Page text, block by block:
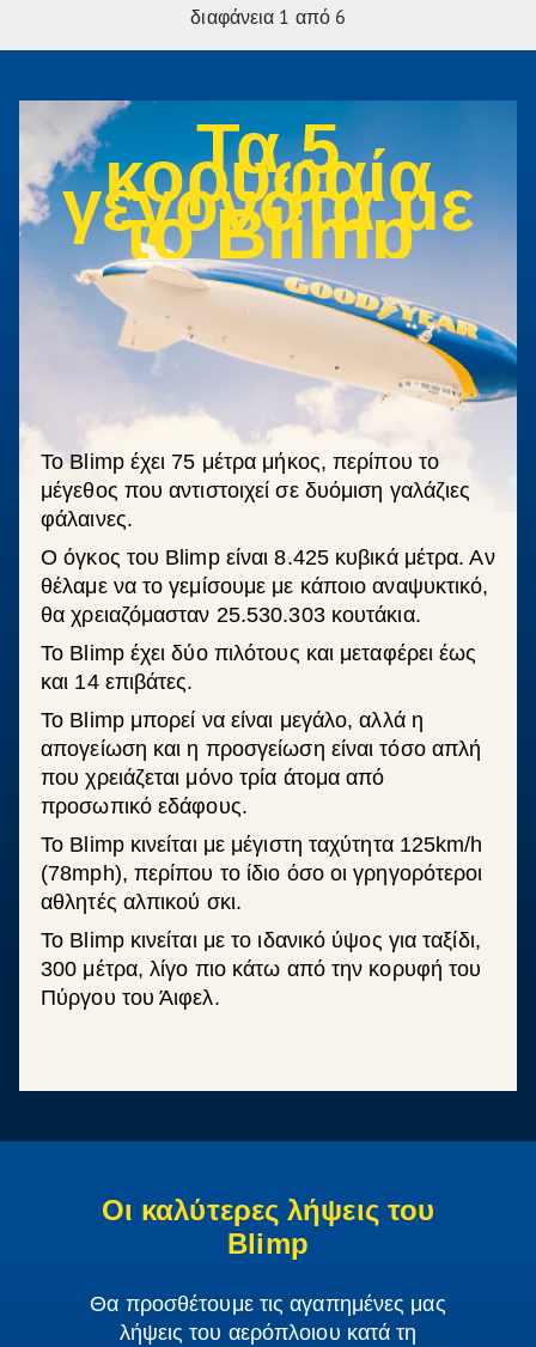
διαφάνεια 1 από 6
Τα 5
κορυφαία
γεγονότα με
το Blimp
Το Blimp έχει 75 μέτρα μήκος, περίπου το
μέγεθος που αντιστοιχεί σε δυόμιση γαλάζιες
φάλαινες.
Ο όγκος του Blimp είναι 8.425 κυβικά μέτρα. Αν
θέλαμε να το γεμίσουμε με κάποιο αναψυκτικό,
θα χρειαζόμασταν 25.530.303 κουτάκια.
Το Blimp έχει δύο πιλότους και μεταφέρει έως
και 14 επιβάτες.
Το Blimp μπορεί να είναι μεγάλο, αλλά η
απογείωση και η προσγείωση είναι τόσο απλή
που χρειάζεται μόνο τρία άτομα από
προσωπικό εδάφους.
Το Blimp κινείται με μέγιστη ταχύτητα 125km/h
(78mph), περίπου το ίδιο όσο οι γρηγορότεροι
αθλητές αλπικού σκι.
Το Blimp κινείται με το ιδανικό ύψος για ταξίδι,
300 μέτρα, λίγο πιο κάτω από την κορυφή του
Πύργου του Άιφελ.
Οι καλύτερες λήψεις του
Blimp
Θα προσθέτουμε τις αγαπημένες μας
λήψεις του αερόπλοιου κατά τη